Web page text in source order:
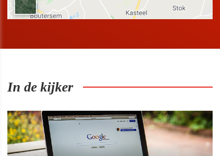
In de kijker